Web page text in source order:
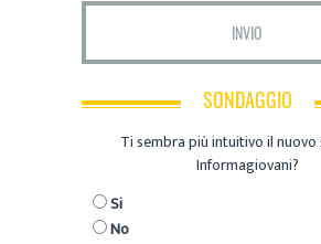
SONDAGGIO
Ti sembra più intuitivo il
Informagiovani?
Si
No